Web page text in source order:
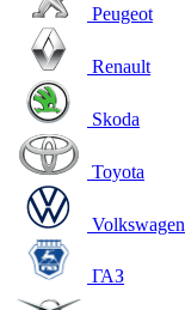
Peugeot
Renault
Skoda
Toyota
Volkswagen
ГАЗ